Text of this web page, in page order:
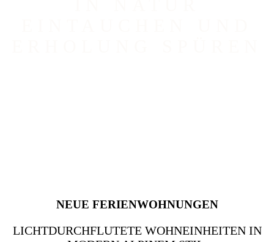
NEUE FERIENWOHNUNGEN
LICHTDURCHFLUTETE WOHNEINHEITEN IN